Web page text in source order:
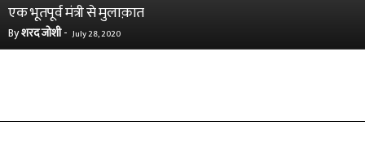
एक भूतपूर्व मंत्री से मुलाक़ात
Byशरद जोशी- July 28, 2020